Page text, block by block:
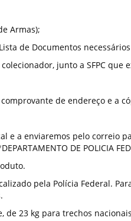
Armas);
de Documentos
junto a SFPC que
de endereço e a
e a enviaremos pelo correio
DE POLICIA
pela Polícia Federal.
23 kg para trechos